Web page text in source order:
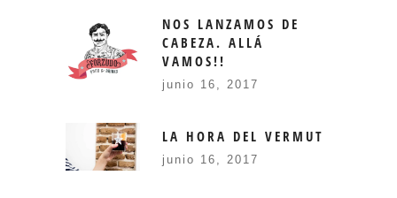
NOS LANZAMOS DE
CABEZA. ALLÁ
VAMOS!!
junio 16, 2017
LA HORA DEL VERMUT
junio 16, 2017